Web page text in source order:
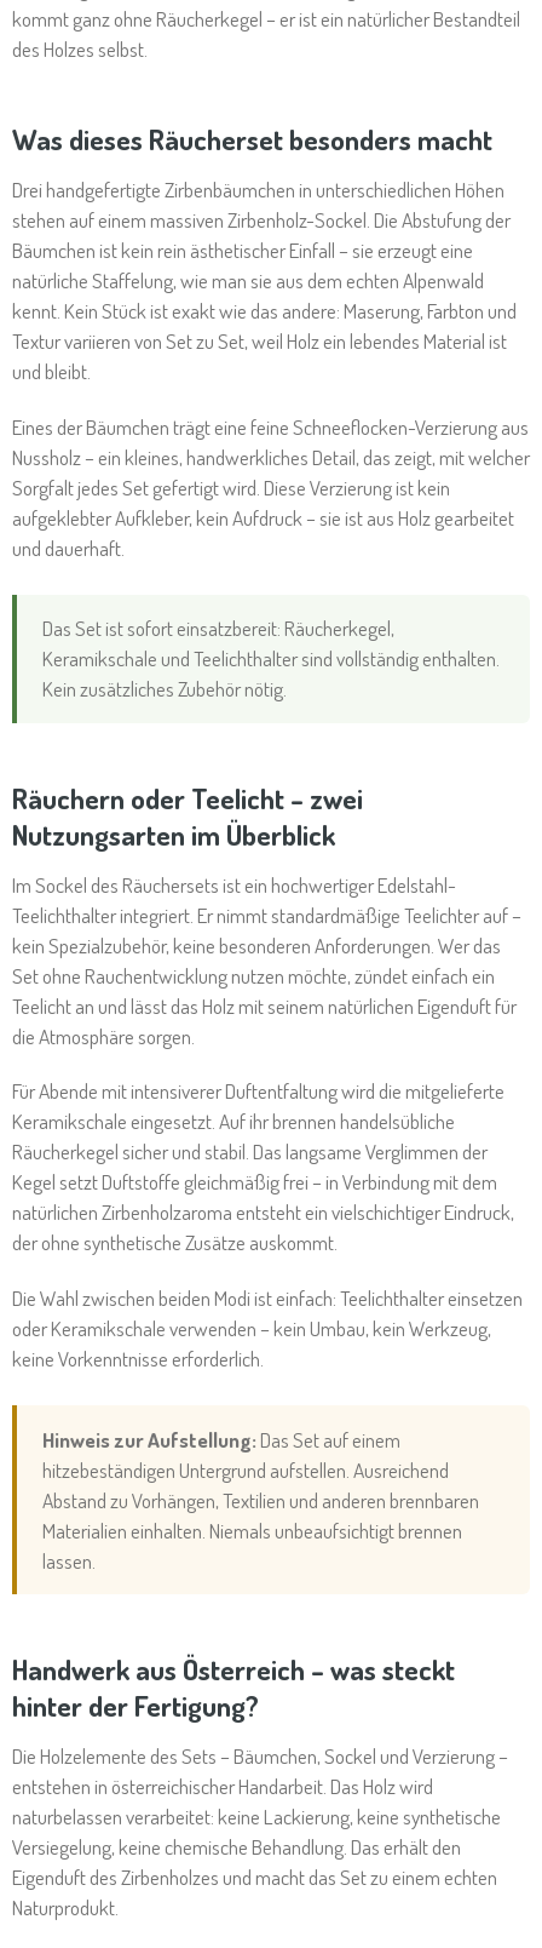
kommt ganz ohne Räucherkegel – er ist ein natürlicher Bestandteil
des Holzes selbst.
Was dieses Räucherset besonders macht
Drei handgefertigte Zirbenbäumchen in unterschiedlichen Höhen
stehen auf einem massiven Zirbenholz-Sockel. Die Abstufung der
Bäumchen ist kein rein ästhetischer Einfall – sie erzeugt eine
natürliche Staffelung, wie man sie aus dem echten Alpenwald
kennt. Kein Stück ist exakt wie das andere: Maserung, Farbton und
Textur variieren von Set zu Set, weil Holz ein lebendes Material ist
und bleibt.
Eines der Bäumchen trägt eine feine Schneeflocken-Verzierung aus
Nussholz – ein kleines, handwerkliches Detail, das zeigt, mit welcher
Sorgfalt jedes Set gefertigt wird. Diese Verzierung ist kein
aufgeklebter Aufkleber, kein Aufdruck – sie ist aus Holz gearbeitet
und dauerhaft.
Das Set ist sofort einsatzbereit: Räucherkegel,
Keramikschale und Teelichthalter sind vollständig enthalten.
Kein zusätzliches Zubehör nötig.
Räuchern oder Teelicht – zwei
Nutzungsarten im Überblick
Im Sockel des Räuchersets ist ein hochwertiger Edelstahl-
Teelichthalter integriert. Er nimmt standard­mäßige Teelichter auf –
kein Spezialzubehör, keine besonderen Anforderungen. Wer das
Set ohne Rauchentwicklung nutzen möchte, zündet einfach ein
Teelicht an und lässt das Holz mit seinem natürlichen Eigenduft für
die Atmosphäre sorgen.
Für Abende mit intensiverer Duftentfaltung wird die mitgelieferte
Keramikschale eingesetzt. Auf ihr brennen handelsübliche
Räucherkegel sicher und stabil. Das langsame Verglimmen der
Kegel setzt Duftstoffe gleichmäßig frei – in Verbindung mit dem
natürlichen Zirbenholzaroma entsteht ein vielschichtiger Eindruck,
der ohne synthetische Zusätze auskommt.
Die Wahl zwischen beiden Modi ist einfach: Teelichthalter einsetzen
oder Keramikschale verwenden – kein Umbau, kein Werkzeug,
keine Vorkenntnisse erforderlich.
Hinweis zur Aufstellung: Das Set auf einem
hitzebeständigen Untergrund aufstellen. Ausreichend
Abstand zu Vorhängen, Textilien und anderen brennbaren
Materialien einhalten. Niemals unbeaufsichtigt brennen
lassen.
Handwerk aus Österreich – was steckt
hinter der Fertigung?
Die Holzelemente des Sets – Bäumchen, Sockel und Verzierung –
entstehen in österreichischer Handarbeit. Das Holz wird
naturbelassen verarbeitet: keine Lackierung, keine synthetische
Versiegelung, keine chemische Behandlung. Das erhält den
Eigenduft des Zirbenholzes und macht das Set zu einem echten
Naturprodukt.